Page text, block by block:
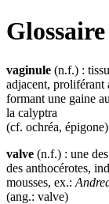
vaginule (n.f.) :
adjacent, proliférant
formant une gaine
la calyptra
(cf. ochréa,
valve (n.f.) : une
des anthocérotes,
mousses, ex.:
(ang.: valve)